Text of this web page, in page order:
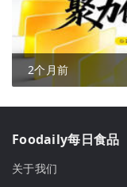
2个月前
Foodaily每日食品
关于我们